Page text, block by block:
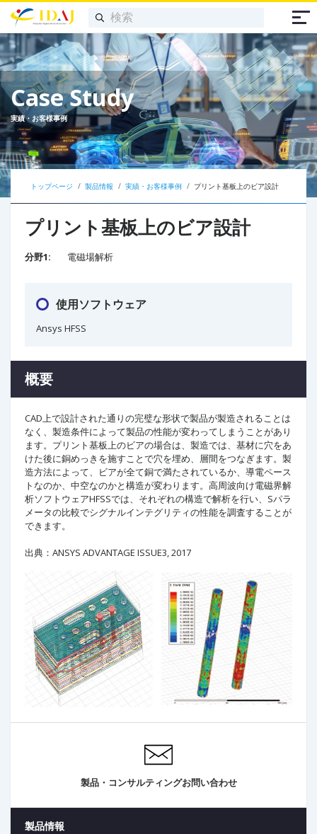
Case Study
実績・お客様事例
トップページ 製品情報 実績・お客様事例 プリント基板上のビア設計
プリント基板上のビア設計
分野1: 電磁場解析
使用ソフトウェア
Ansys HFSS
概要
CAD上で設計された通りの完璧な形状で製品が製造されることは
なく、製造条件によって製品の性能が変わってしまうことがあり
ます。プリント基板上のビアの場合は、製造では、基材に穴をあ
けた後に銅めっきを施すことで穴を埋め、層間をつなぎます。製
造方法によって、ビアが全て銅で満たされているか、導電ペース
トなのか、中空なのかと構造が変わります。高周波向け電磁界解
析ソフトウェアHFSSでは、それぞれの構造で解析を行い、Sパラ
メータの比較でシグナルインテグリティの性能を調査することが
できます。
出典：ANSYS ADVANTAGE ISSUE3, 2017
製品・コンサルティングお問い合わせ
製品情報